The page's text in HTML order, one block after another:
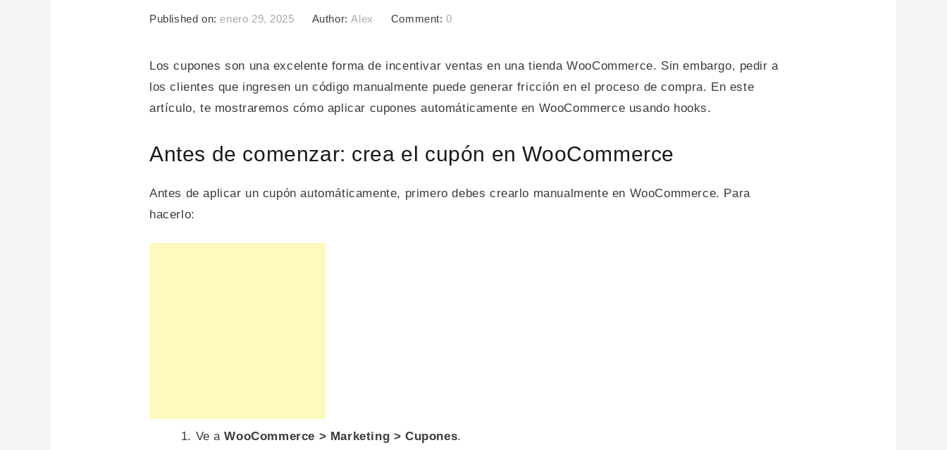
Published on:enero 29, 2025 Author:Alex Comment:0
Los cupones son una excelente forma de incentivar ventas en una tienda WooCommerce. Sin embargo, pedir a
los clientes que ingresen un código manualmente puede generar fricción en el proceso de compra. En este
artículo, te mostraremos cómo aplicar cupones automáticamente en WooCommerce usando hooks.
Antes de comenzar: crea el cupón en WooCommerce
Antes de aplicar un cupón automáticamente, primero debes crearlo manualmente en WooCommerce. Para
hacerlo:
Ve aWooCommerce > Marketing > Cupones.